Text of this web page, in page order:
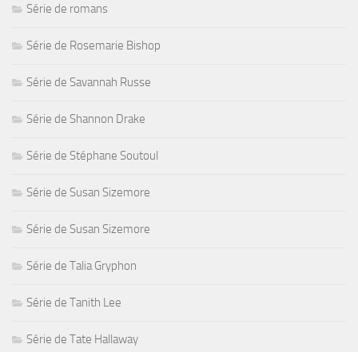
Série de romans
Série de Rosemarie Bishop
Série de Savannah Russe
Série de Shannon Drake
Série de Stéphane Soutoul
Série de Susan Sizemore
Série de Susan Sizemore
Série de Talia Gryphon
Série de Tanith Lee
Série de Tate Hallaway